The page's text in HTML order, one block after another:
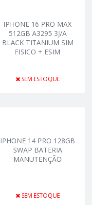
IPHONE 16 PRO MAX
512GB A3295 3J/A
BLACK TITANIUM SIM
FISICO + ESIM
SEM ESTOQUE
IPHONE 14 PRO 128GB
SWAP BATERIA
MANUTENÇÃO
SEM ESTOQUE